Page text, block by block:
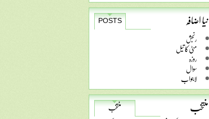
نیا اضافہ
POSTS
رنجش
مٹی کا تیل
روزہ
سوال
لاجواب
منتخب
منتخب